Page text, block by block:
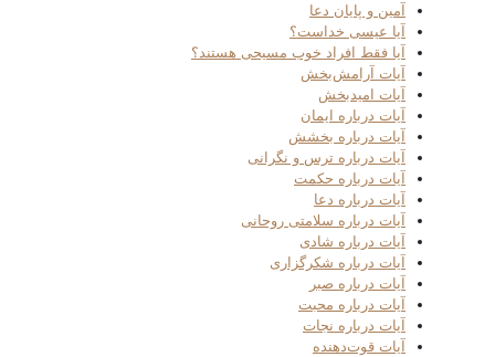
آمین و پایان دعا
آیا عیسی خداست؟
آیا فقط افراد خوب مسیحی هستند؟
آیات آرامش‌بخش
آیات امیدبخش
آیات درباره ایمان
آیات درباره بخشش
آیات درباره ترس و نگرانی
آیات درباره حکمت
آیات درباره دعا
آیات درباره سلامتی روحانی
آیات درباره شادی
آیات درباره شکرگزاری
آیات درباره صبر
آیات درباره محبت
آیات درباره نجات
آیات قوت‌دهنده